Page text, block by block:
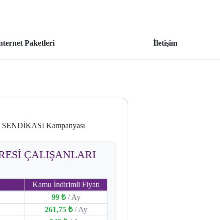
Paketleri İletişim
Kampanyası
ÇALIŞANLARI
Kamu İndirimli Fiyatı
99 ₺ / Ay
261,75 ₺ / Ay